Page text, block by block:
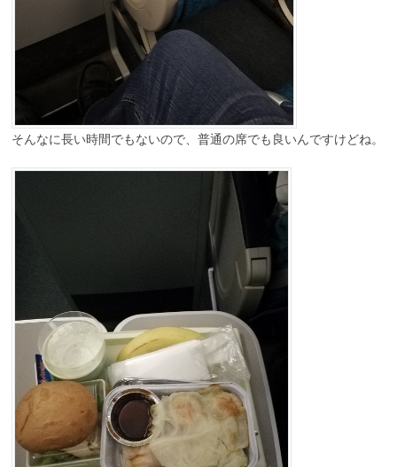
そんなに長い時間でもないので、普通の席でも良いんですけどね。